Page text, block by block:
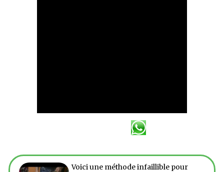
Voici une méthode infaillible pour